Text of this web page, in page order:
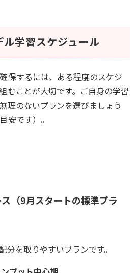
学習スケジュール
保するには、ある程度のスケジ
むことが大切です。ご自身の学習
理のないプランを選びましょう
安です）。
（9月スタートの標準プラ
分を取りやすいプランです。